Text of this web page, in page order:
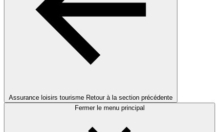
Assurance loisirs tourisme Retour à la section précédente
Fermer le menu principal